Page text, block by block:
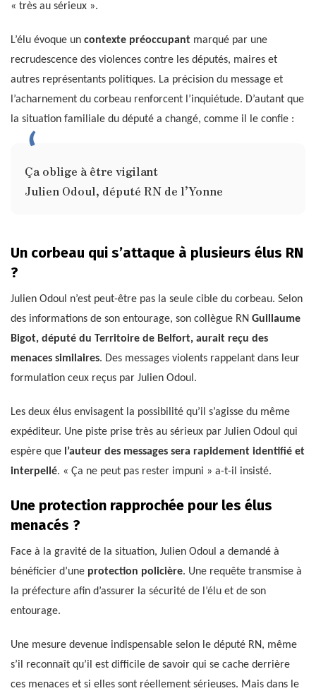
« très au sérieux ».
L’élu évoque un contexte préoccupant marqué par une
recrudescence des violences contre les députés, maires et
autres représentants politiques. La précision du message et
l’acharnement du corbeau renforcent l’inquiétude. D’autant que
la situation familiale du député a changé, comme il le confie :
Ça oblige à être vigilant
Julien Odoul, député RN de l’Yonne
Un corbeau qui s’attaque à plusieurs élus RN
?
Julien Odoul n’est peut-être pas la seule cible du corbeau. Selon
des informations de son entourage, son collègue RN Guillaume
Bigot, député du Territoire de Belfort, aurait reçu des
menaces similaires. Des messages violents rappelant dans leur
formulation ceux reçus par Julien Odoul.
Les deux élus envisagent la possibilité qu’il s’agisse du même
expéditeur. Une piste prise très au sérieux par Julien Odoul qui
espère que l’auteur des messages sera rapidement identifié et
interpellé. « Ça ne peut pas rester impuni » a-t-il insisté.
Une protection rapprochée pour les élus
menacés ?
Face à la gravité de la situation, Julien Odoul a demandé à
bénéficier d’une protection policière. Une requête transmise à
la préfecture afin d’assurer la sécurité de l’élu et de son
entourage.
Une mesure devenue indispensable selon le député RN, même
s’il reconnaît qu’il est difficile de savoir qui se cache derrière
ces menaces et si elles sont réellement sérieuses. Mais dans le